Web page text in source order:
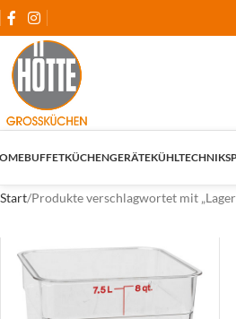
BUFFETKÜCHENGERÄTEKÜHLTECHNIK
Start Produkte verschlagwortet mit